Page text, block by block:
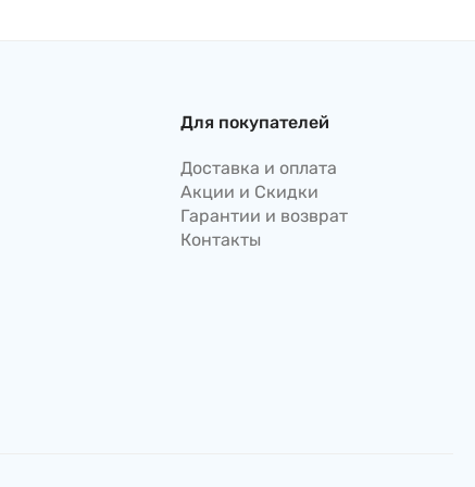
Для покупателей
Доставка и оплата
Акции и Скидки
Гарантии и возврат
Контакты